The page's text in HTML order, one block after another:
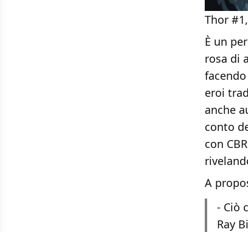
Thor
È un
rosa di
eroi
anche
conto
con
A
- Ciò
Ray